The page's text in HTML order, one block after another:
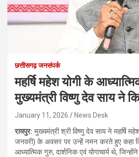
छत्तीसगढ़ जनसंपर्क
महर्षि महेश योगी के
मुख्यमंत्री विष्णु देव साय ने
January 11, 2026 News Desk
रायपुर:मुख्यमंत्री श्री विष्णु देव साय ने महर्षि
जनवरी) के अवसर पर उन्हें नमन करते हुए कहा कि
आध्यात्मिक गुरु, दार्शनिक एवं योगाचार्य थे, जिन्होंने